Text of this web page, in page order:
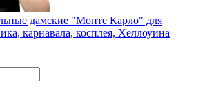
дамские "Монте Карло" для
карнавала, косплея, Хеллоуина